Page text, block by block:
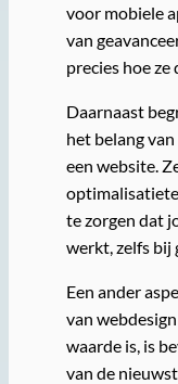
voor mobiele
van
precies hoe
Daarnaast
het belang
een website.
te zorgen dat
werkt, zelfs bij
Een ander
van
waarde is, is
van de